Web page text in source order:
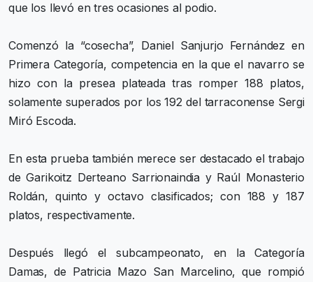
que los llevó en tres ocasiones al podio.
Comenzó la “cosecha”, Daniel Sanjurjo Fernández en
Primera Categoría, competencia en la que el navarro se
hizo con la presea plateada tras romper 188 platos,
solamente superados por los 192 del tarraconense Sergi
Miró Escoda.
En esta prueba también merece ser destacado el trabajo
de Garikoitz Derteano Sarrionaindia y Raúl Monasterio
Roldán, quinto y octavo clasificados; con 188 y 187
platos, respectivamente.
Después llegó el subcampeonato, en la Categoría
Damas, de Patricia Mazo San Marcelino, que rompió